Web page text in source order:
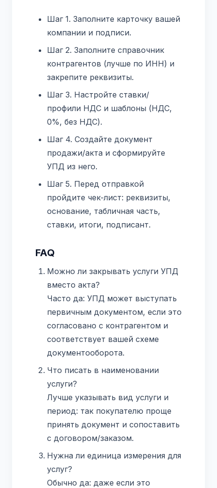
Шаг 1. Заполните карточку вашей
компании и подписи.
Шаг 2. Заполните справочник
контрагентов (лучше по ИНН) и
закрепите реквизиты.
Шаг 3. Настройте ставки/
профили НДС и шаблоны (НДС,
0%, без НДС).
Шаг 4. Создайте документ
продажи/акта и сформируйте
УПД из него.
Шаг 5. Перед отправкой
пройдите чек‑лист: реквизиты,
основание, табличная часть,
ставки, итоги, подписант.
FAQ
Можно ли закрывать услуги УПД
вместо акта?
Часто да: УПД может выступать
первичным документом, если это
согласовано с контрагентом и
соответствует вашей схеме
документооборота.
Что писать в наименовании
услуги?
Лучше указывать вид услуги и
период: так покупателю проще
принять документ и сопоставить
с договором/заказом.
Нужна ли единица измерения для
услуг?
Обычно да: даже если это